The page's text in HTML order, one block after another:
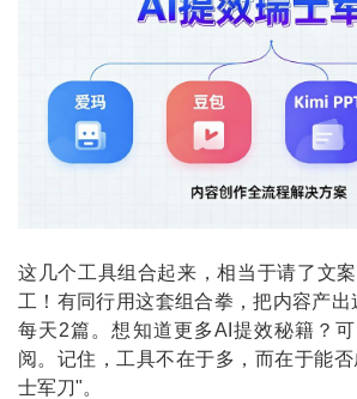
这几个工具组合起来，相当于请了文
工！有同行用这套组合拳，把内容产出
每天2篇。想知道更多AI提效秘籍？
阅。记住，工具不在于多，而在于能
士军刀"。